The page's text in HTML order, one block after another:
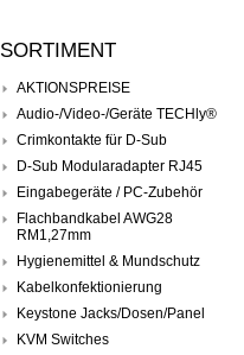
SORTIMENT
AKTIONSPREISE
Audio-/Video-/Geräte TECHly®
Crimkontakte für D-Sub
D-Sub Modularadapter RJ45
Eingabegeräte / PC-Zubehör
Flachbandkabel AWG28
RM1,27mm
Hygienemittel & Mundschutz
Kabelkonfektionierung
Keystone Jacks/Dosen/Panel
KVM Switches